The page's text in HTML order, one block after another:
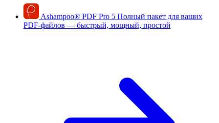
Ashampoo® PDF Pro 5 Полный пакет для ваших
PDF-файлов — быстрый, мощный, простой